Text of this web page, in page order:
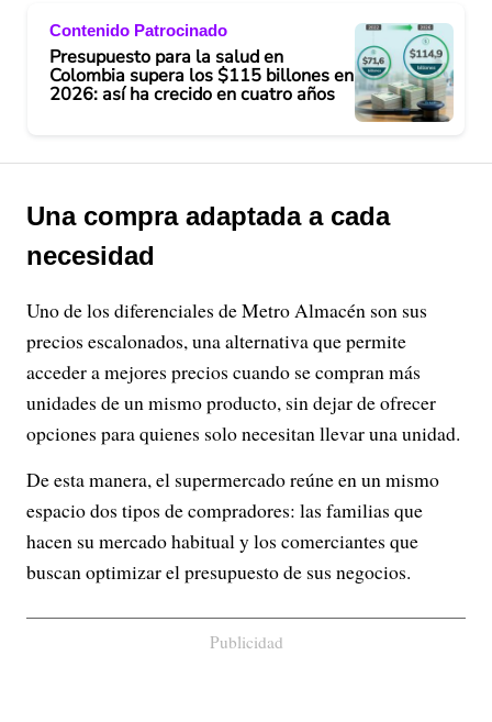
Contenido Patrocinado
Presupuesto para la salud en
Colombia supera los $115 billones en
2026: así ha crecido en cuatro años
Una compra adaptada a cada
necesidad
Uno de los diferenciales de Metro Almacén son sus
precios escalonados, una alternativa que permite
acceder a mejores precios cuando se compran más
unidades de un mismo producto, sin dejar de ofrecer
opciones para quienes solo necesitan llevar una unidad.
De esta manera, el supermercado reúne en un mismo
espacio dos tipos de compradores: las familias que
hacen su mercado habitual y los comerciantes que
buscan optimizar el presupuesto de sus negocios.
Publicidad